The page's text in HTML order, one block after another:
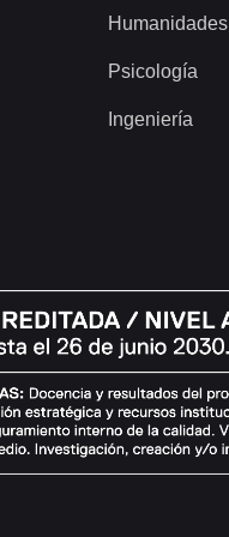
Humanidades
Psicología
Ingeniería